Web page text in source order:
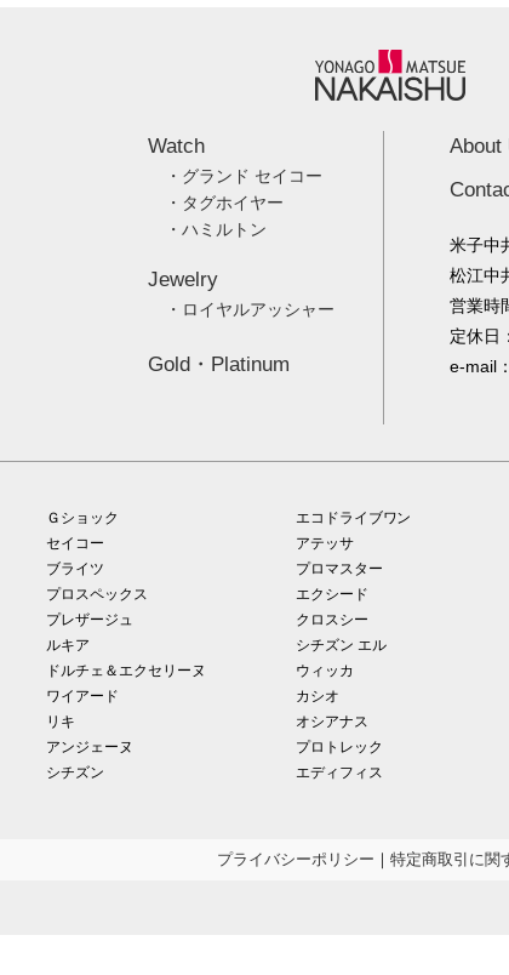
Watch
・グランド セイコー
・タグホイヤー
・ハミルトン
Jewelry
・ロイヤルアッシャー
Gold・Platinum
About
米子中
松江中
営業時
定休日
e-mail：
Ｇショック
セイコー
ブライツ
プロスペックス
プレザージュ
ルキア
ドルチェ＆エクセリーヌ
ワイアード
リキ
アンジェーヌ
シチズン
エコドライブワン
アテッサ
プロマスター
エクシード
クロスシー
シチズン エル
ウィッカ
カシオ
オシアナス
プロトレック
エディフィス
プライバシーポリシー ｜ 特定商取引に関